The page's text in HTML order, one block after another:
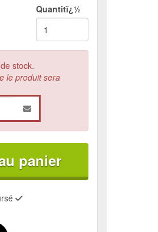
Quantitï¿½
stock.
le produit sera
panier